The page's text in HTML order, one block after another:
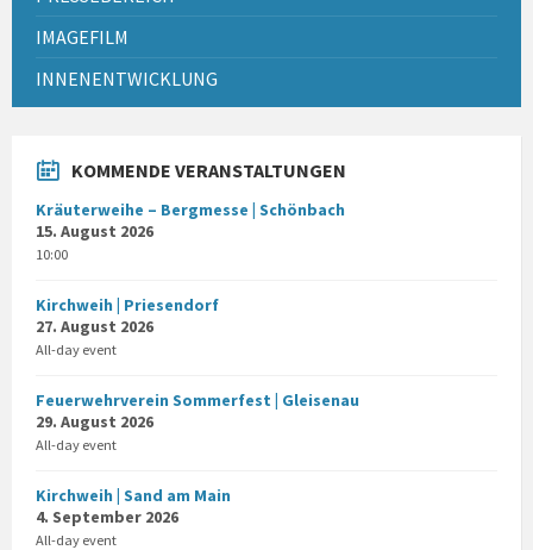
IMAGEFILM
INNENENTWICKLUNG
KOMMENDE VERANSTALTUNGEN
Kräuterweihe – Bergmesse | Schönbach
15. August 2026
10:00
Kirchweih | Priesendorf
27. August 2026
All-day event
Feuerwehrverein Sommerfest | Gleisenau
29. August 2026
All-day event
Kirchweih | Sand am Main
4. September 2026
All-day event